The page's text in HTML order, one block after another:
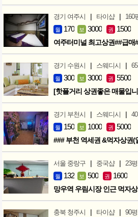
경기 여주시 | 타이샵 | 160
월 170 보 3000 권 1500
여주터미널 최고상권##급매
경기 수원시 | 스웨디시 |
월 300 보 3000 권 5500
[핫플거리 상권좋은 매물입
경기 부천시 | 스웨디시 |
월 150 보 1000 권 5000
서울 중랑구 | 중국샵 | 23평
월 132 보 500 권 1600
망우역 우림시장 인근 먹자
충북 청주시 | 타이샵 | 90평